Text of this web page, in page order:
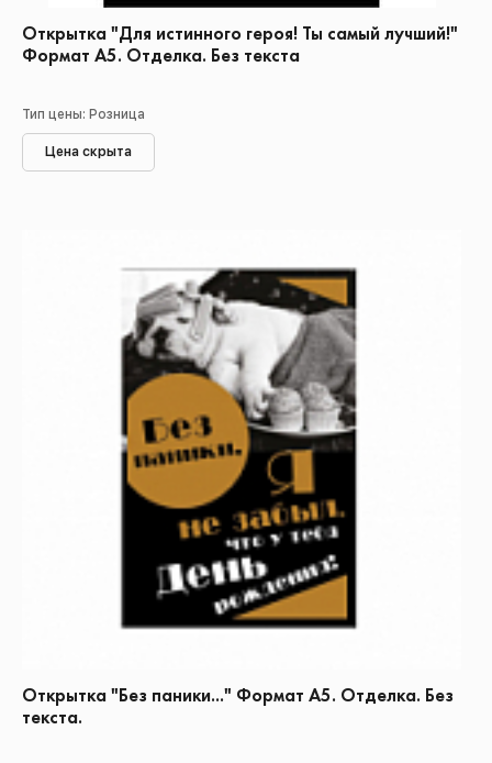
Открытка "Для истинного героя! Ты самый лучший!"
Формат А5. Отделка. Без текста
Тип цены: Розница
Цена скрыта
Открытка "Без паники..." Формат А5. Отделка. Без
текста.